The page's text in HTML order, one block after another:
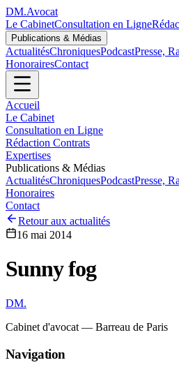
DM.Avocat
Le CabinetConsultation en Ligne
Publications & Médias
ActualitésChroniquesPodcastPresse,
HonorairesContact
Accueil
Le Cabinet
Consultation en Ligne
Rédaction Contrats
Expertises
Publications & Médias
ActualitésChroniquesPodcastPresse,
Honoraires
Contact
Retour aux actualités
16 mai 2014
Sunny fog
DM.
Cabinet d'avocat — Barreau de Paris
Navigation